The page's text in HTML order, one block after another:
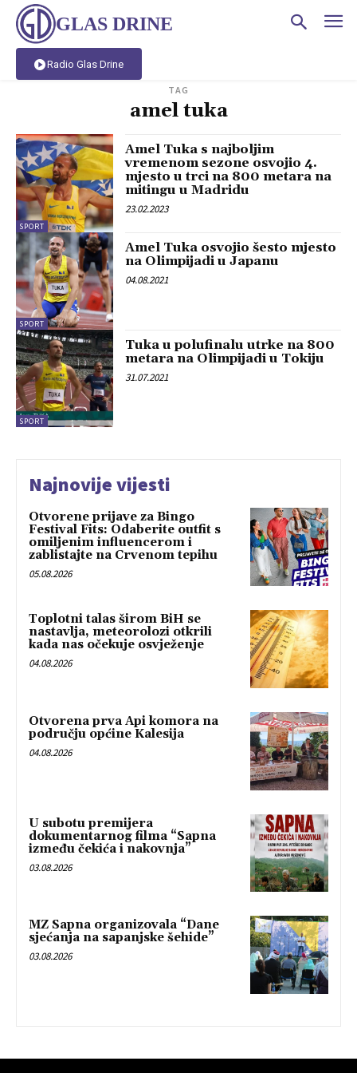
GLAS DRINE
Radio Glas Drine
TAG
amel tuka
SPORT
Amel Tuka s najboljim
vremenom sezone osvojio 4.
mjesto u trci na 800 metara na
mitingu u Madridu
23.02.2023
SPORT
Amel Tuka osvojio šesto mjesto
na Olimpijadi u Japanu
04.08.2021
SPORT
Tuka u polufinalu utrke na 800
metara na Olimpijadi u Tokiju
31.07.2021
Najnovije vijesti
Otvorene prijave za Bingo
Festival Fits: Odaberite outfit s
omiljenim influencerom i
zablistajte na Crvenom tepihu
05.08.2026
Toplotni talas širom BiH se
nastavlja, meteorolozi otkrili
kada nas očekuje osvježenje
04.08.2026
Otvorena prva Api komora na
području općine Kalesija
04.08.2026
U subotu premijera
dokumentarnog filma “Sapna
između čekića i nakovnja”
03.08.2026
MZ Sapna organizovala “Dane
sjećanja na sapanjske šehide”
03.08.2026